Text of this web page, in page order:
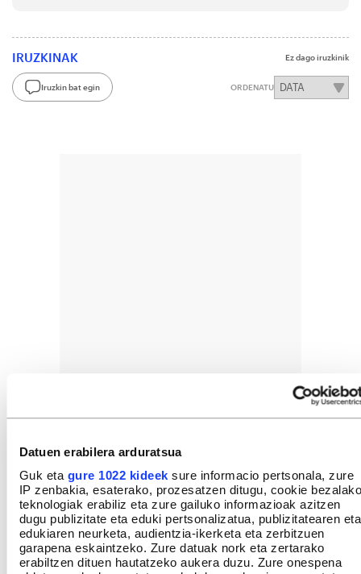
Datuen erabilera arduratsua
Guk eta gure 1022 kideek sure informacio pertsonala, zure
IP zenbakia, esaterako, prozesatzen ditugu, cookie bezalako
teknologiak erabiliz eta zure gailuko informazioak azitzen
dugu publizitate eta eduki pertsonalizatua, publizitatearen eta
edukiaren neurketa, audientzia-ikerketa eta zerbitzuen
garapena eskaintzeko. Zure datuak nork eta zertarako
erabiltzen dituen hautatzeko aukera duzu. Zure onespena
IRUZKINAK Ez dago iruzkinik
Iruzkin bat egin ORDENATU